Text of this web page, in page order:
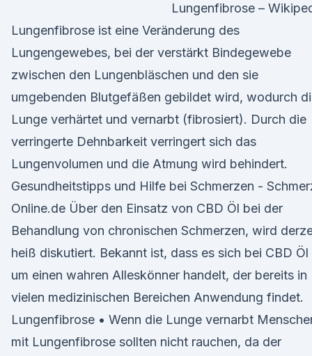
Lungenfibrose –
Lungenfibrose ist eine Veränderung des
Lungengewebes, bei der verstärkt Bindegewebe
zwischen den Lungenbläschen und den sie
umgebenden Blutgefäßen gebildet wird, wodurch
Lunge verhärtet und vernarbt (fibrosiert). Durch die
verringerte Dehnbarkeit verringert sich das
Lungenvolumen und die Atmung wird behindert.
Gesundheitstipps und Hilfe bei Schmerzen -
Online.de Über den Einsatz von CBD Öl bei der
Behandlung von chronischen Schmerzen, wird
heiß diskutiert. Bekannt ist, dass es sich bei CBD Öl
um einen wahren Alleskönner handelt, der bereits in
vielen medizinischen Bereichen Anwendung findet.
Lungenfibrose • Wenn die Lunge vernarbt
mit Lungenfibrose sollten nicht rauchen, da der